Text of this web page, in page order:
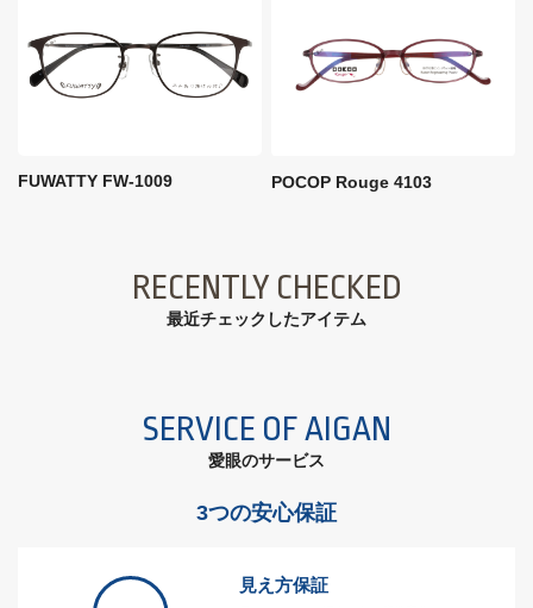
FUWATTY FW-1009 POCOP Rouge 4103
RECENTLY CHECKED
最近チェックしたアイテム
SERVICE OF AIGAN
愛眼のサービス
3つの安心保証
見え方保証